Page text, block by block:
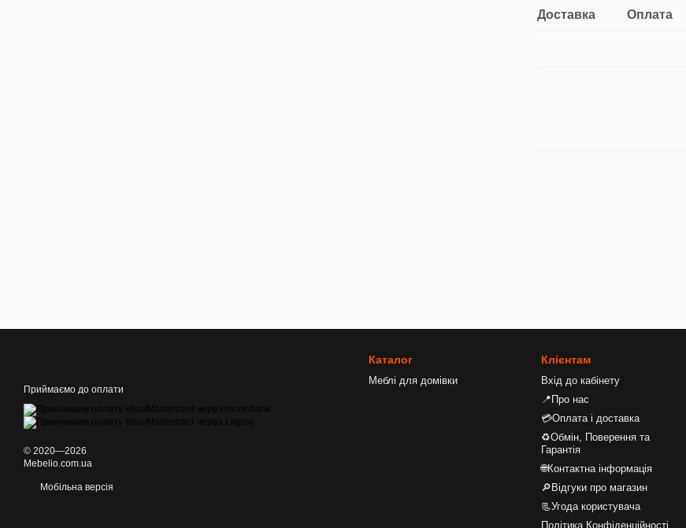
Доставка Оплата
Приймаємо до оплати
© 2020—2026
Mebelio.com.ua
Мобільна версія
Каталог
Меблі для домівки
Клієнтам
Вхід до кабінету
📍Про нас
💳Оплата і доставка
♻Обмін, Поверення та
Гарантія
🌐Контактна інформація
🔎Відгуки про магазин
📃Угода користувача
Політика Конфіденційності